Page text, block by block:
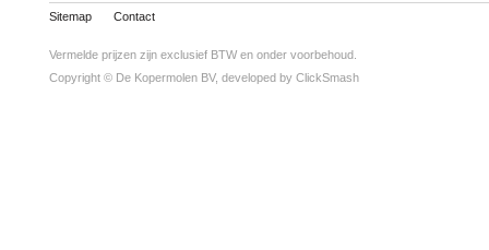
Sitemap Contact
Vermelde prijzen zijn exclusief BTW en onder voorbehoud.
Copyright © De Kopermolen BV, developed by ClickSmash